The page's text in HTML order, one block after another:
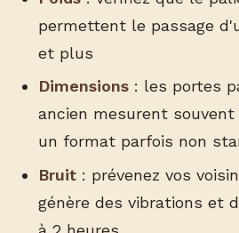
permettent le passage
et plus
Dimensions: les portes
ancien mesurent souvent
un format parfois non
Bruit: prévenez vos
génère des vibrations et